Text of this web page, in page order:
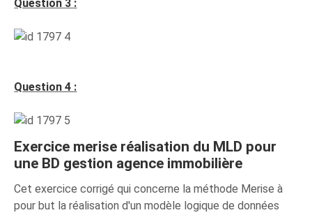
Question 3 :
Question 4 :
Exercice merise réalisation du MLD pour
une BD gestion agence immobilière
Cet exercice corrigé qui concerne la méthode Merise à
pour but la réalisation d'un modèle logique de données